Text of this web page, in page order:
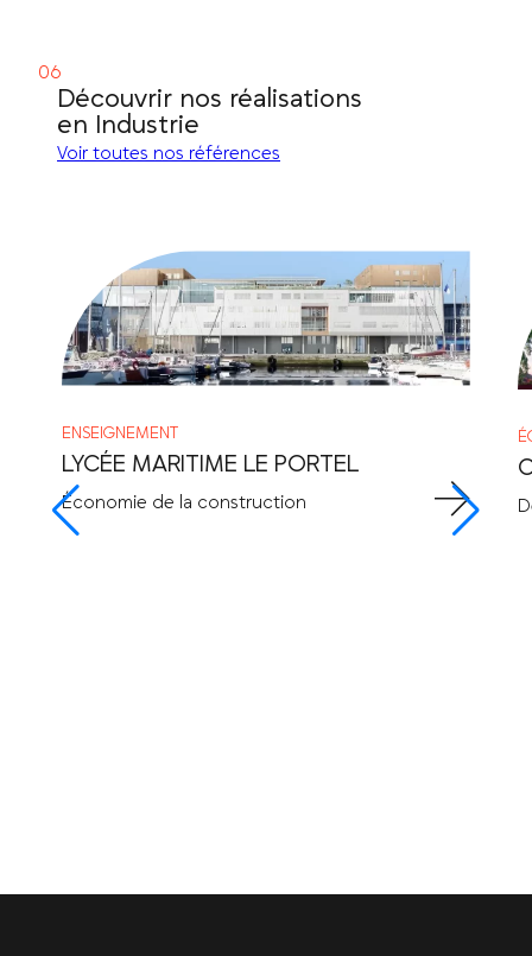
Découvrir nos réalisations
en Industrie
Voir toutes nos références
ENSEIGNEMENT
LYCÉE MARITIME LE PORTEL
Économie de la construction